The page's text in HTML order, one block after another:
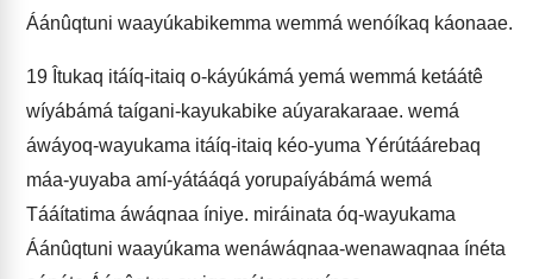
Áánûqtuni waayúkabikemma wemmá wenóíkaq káonaae.
19 Îtukaq itáíq-itaiq o-káyúkámá yemá wemmá ketáátê
wíyábámá taígani-kayukabike aúyarakaraae. wemá
áwáyoq-wayukama itáíq-itaiq kéo-yuma Yérútáárebaq
máa-yuyaba amí-yátááqá yorupaíyábámá wemá
Tááítatima áwáqnaa íniye. miráinata óq-wayukama
Áánûqtuni waayúkama wenáwáqnaa-wenawaqnaa ínéta